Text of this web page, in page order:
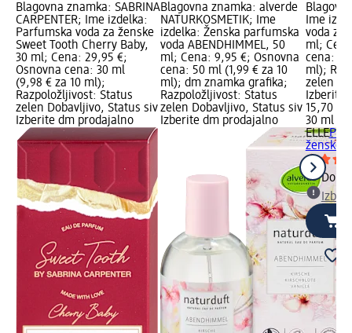
Blagovna znamka: SABRINA
CARPENTER; Ime izdelka:
Parfumska voda za ženske
Sweet Tooth Cherry Baby,
30 ml; Cena: 29,95 €;
Osnovna cena: 30 ml
(9,98 € za 10 ml);
Razpoložljivost: Status
zelen Dobavljivo, Status siv
Izberite dm prodajalno
Blagovna znamka: alverde
NATURKOSMETIK; Ime
izdelka: Ženska parfumska
voda ABENDHIMMEL, 50
ml; Cena: 9,95 €; Osnovna
cena: 50 ml (1,99 € za 10
ml); dm znamka grafika;
Razpoložljivost: Status
zelen Dobavljivo, Status siv
Izberite dm prodajalno
Ime
voda za
ml;
cena: 30
ml);
zelen
Izberite
15,70 €
30 ml
ELLE
ženske